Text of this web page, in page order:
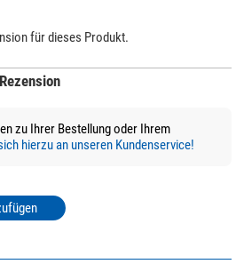
für dieses Produkt.
zu Ihrer Bestellung oder Ihrem
hierzu an unseren Kundenservice!